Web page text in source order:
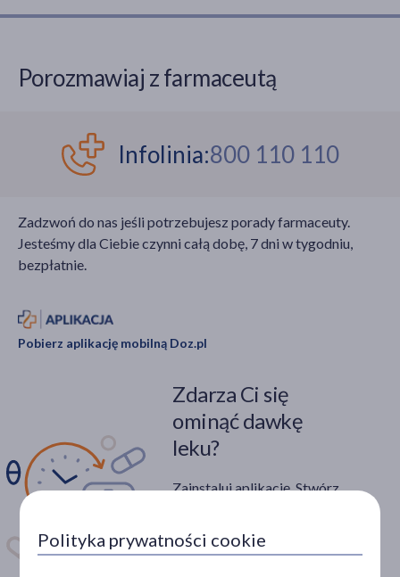
Porozmawiaj z farmaceutą
Infolinia:800 110 110
Zadzwoń do nas jeśli potrzebujesz porady farmaceuty.
Jesteśmy dla Ciebie czynni całą dobę, 7 dni w tygodniu,
bezpłatnie.
Pobierz aplikację mobilną Doz.pl
Zdarza Ci się
ominąć dawkę
leku?
Zainstaluj aplikację. Stwórz
Dostępna w
Polityka prywatności cookie